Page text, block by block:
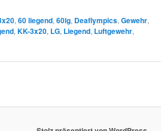
, 60 liegend, 60lg, Deaflympics, Gewehr,
, KK-3x20, LG, Liegend, Luftgewehr,